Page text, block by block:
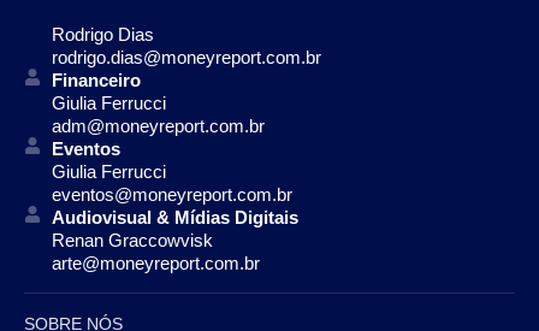
Rodrigo Dias
rodrigo.dias@moneyreport.com.br
Financeiro
Giulia Ferrucci
adm@moneyreport.com.br
Eventos
Giulia Ferrucci
eventos@moneyreport.com.br
Audiovisual & Mídias Digitais
Renan Graccowvisk
arte@moneyreport.com.br
SOBRE NÓS